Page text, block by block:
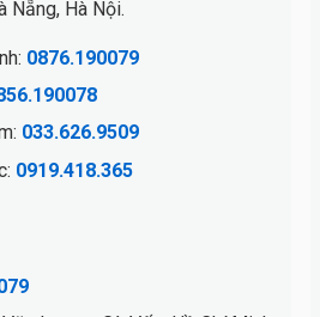
Nẵng, Hà Nội.
0876.190079
033.626.9509
0919.418.365